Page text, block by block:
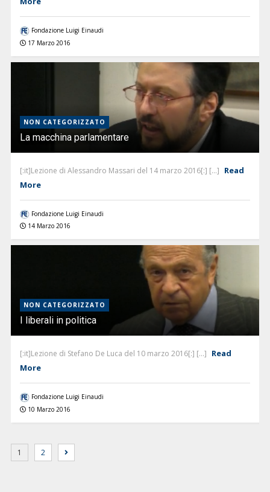
Fondazione Luigi Einaudi
17 Marzo 2016
NON CATEGORIZZATO
La macchina parlamentare
[:it]Lezione di Alessandro Massari del 14 marzo 2016[:] [...] Read
More
Fondazione Luigi Einaudi
14 Marzo 2016
NON CATEGORIZZATO
I liberali in politica
[:it]Lezione di Stefano De Luca del 10 marzo 2016[:] [...] Read
More
Fondazione Luigi Einaudi
10 Marzo 2016
1 2